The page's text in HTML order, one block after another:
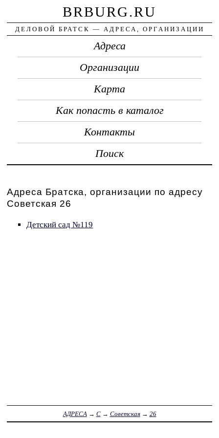
BRBURG.RU
ДЕЛОВОЙ БРАТСК — АДРЕСА, ОРГАНИЗАЦИИ
Адреса
Организации
Карта
Как попасть в каталог
Контакты
Поиск
Адреса Братска, организации по адресу
Советская 26
Детский сад №119
АДРЕСА → С→ Советская→ 26